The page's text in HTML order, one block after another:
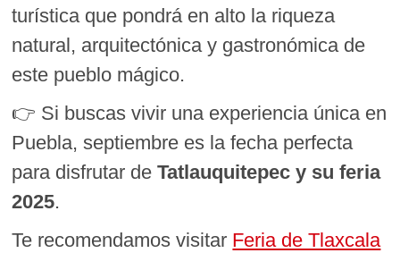
turística que pondrá en alto la riqueza
natural, arquitectónica y gastronómica de
este pueblo mágico.
👉 Si buscas vivir una experiencia única en
Puebla, septiembre es la fecha perfecta
para disfrutar deTatlauquitepec y su feria
2025.
Te recomendamos visitar Feria de Tlaxcala